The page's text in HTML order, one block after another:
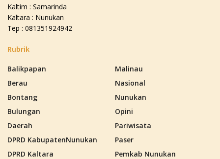
Kaltim : Samarinda
Kaltara : Nunukan
Tep : 081351924942
Rubrik
Balikpapan
Berau
Bontang
Bulungan
Daerah
DPRD KabupatenNunukan
DPRD Kaltara
Malinau
Nasional
Nunukan
Opini
Pariwisata
Paser
Pemkab Nunukan